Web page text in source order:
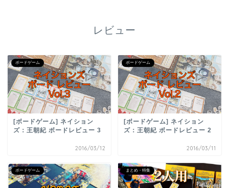
レビュー
ボードゲーム
[ボードゲーム] ネイション
ズ：王朝紀 ボードレビュー 3
2016/03/12
ボードゲーム
[ボードゲーム] ネイション
ズ：王朝紀 ボードレビュー 2
2016/03/11
ボードゲーム まとめ・特集